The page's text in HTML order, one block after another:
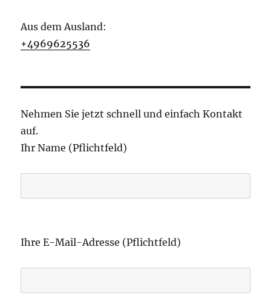
Aus dem Ausland:
+4969625536
Nehmen Sie jetzt schnell und einfach Kontakt
auf.
Ihr Name (Pflichtfeld)
i
e
Ihre E-Mail-Adresse (Pflichtfeld)